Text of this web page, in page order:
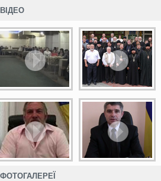
ВІДЕО
ФОТОГАЛЕРЕЇ